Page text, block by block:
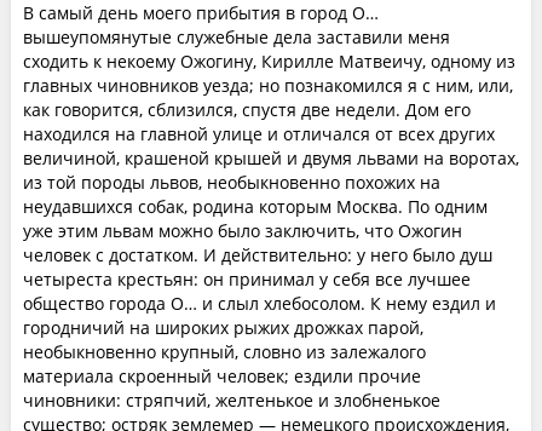
В самый день моего прибытия в город О…
вышеупомянутые служебные дела заставили меня
сходить к некоему Ожогину, Кирилле Матвеичу, одному из
главных чиновников уезда; но познакомился я с ним, или,
как говорится, сблизился, спустя две недели. Дом его
находился на главной улице и отличался от всех других
величиной, крашеной крышей и двумя львами на воротах,
из той породы львов, необыкновенно похожих на
неудавшихся собак, родина которым Москва. По одним
уже этим львам можно было заключить, что Ожогин
человек с достатком. И действительно: у него было душ
четыреста крестьян: он принимал у себя все лучшее
общество города О… и слыл хлебосолом. К нему ездил и
городничий на широких рыжих дрожках парой,
необыкновенно крупный, словно из залежалого
материала скроенный человек; ездили прочие
чиновники: стряпчий, желтенькое и злобненькое
существо; остряк землемер — немецкого происхождения,